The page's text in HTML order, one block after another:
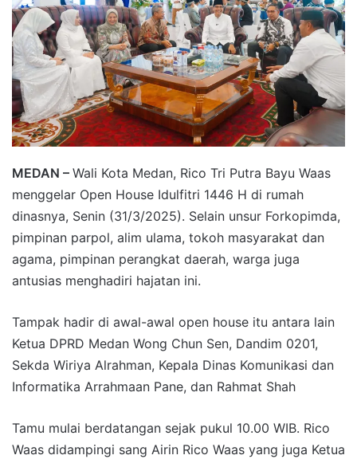
MEDAN – Wali Kota Medan, Rico Tri Putra Bayu Waas
menggelar Open House Idulfitri 1446 H di rumah
dinasnya, Senin (31/3/2025). Selain unsur Forkopimda,
pimpinan parpol, alim ulama, tokoh masyarakat dan
agama, pimpinan perangkat daerah, warga juga
antusias menghadiri hajatan ini.
Tampak hadir di awal-awal open house itu antara lain
Ketua DPRD Medan Wong Chun Sen, Dandim 0201,
Sekda Wiriya Alrahman, Kepala Dinas Komunikasi dan
Informatika Arrahmaan Pane, dan Rahmat Shah
Tamu mulai berdatangan sejak pukul 10.00 WIB. Rico
Waas didampingi sang Airin Rico Waas yang juga Ketua